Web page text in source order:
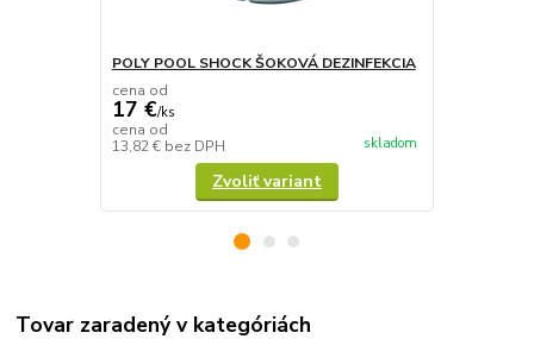
POLY POOL SHOCK ŠOKOVÁ DEZINFEKCIA
cena od
17 €/ks
cena od
13,82 € bez DPH skladom
Zvoliť variant
Tovar zaradený v kategóriách